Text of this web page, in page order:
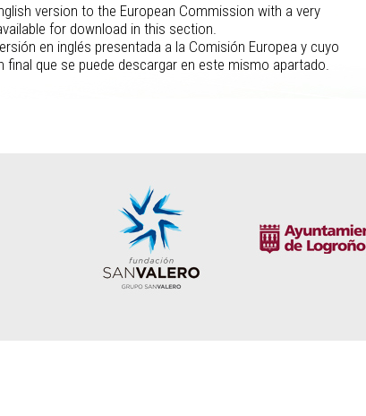
version to the European Commission with a very
for download in this section.
en inglés presentada a la Comisión Europea y cuyo
que se puede descargar en este mismo apartado.